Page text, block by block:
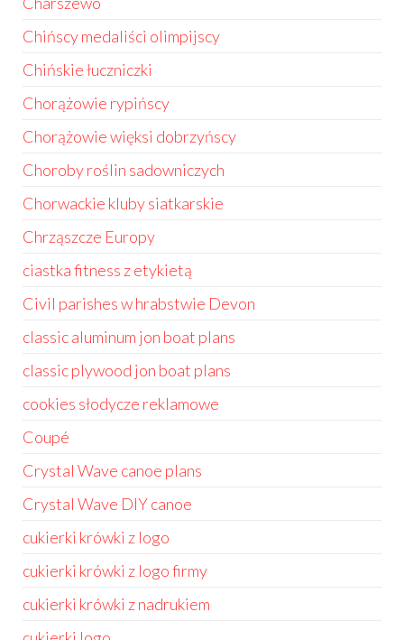
Chińscy medaliści olimpijscy
Chińskie łuczniczki
Chorążowie rypińscy
Chorążowie więksi dobrzyńscy
Choroby roślin sadowniczych
Chorwackie kluby siatkarskie
Chrząszcze Europy
ciastka fitness z etykietą
Civil parishes w hrabstwie Devon
classic aluminum jon boat plans
classic plywood jon boat plans
cookies słodycze reklamowe
Coupé
Crystal Wave canoe plans
Crystal Wave DIY canoe
cukierki krówki z logo
cukierki krówki z logo firmy
cukierki krówki z nadrukiem